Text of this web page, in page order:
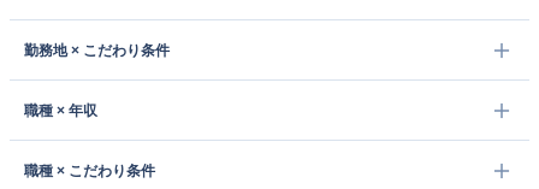
勤務地 × こだわり条件
職種 × 年収
職種 × こだわり条件